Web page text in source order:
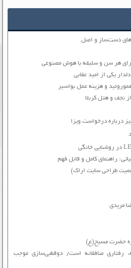
دست‌ساز و اصل
هر سن و سلیقه با هوش مصنوعی
یکی از امید عقابی
و هزینه عمل بواسیر
نجف و هتل کربلا
درباره درخواست ویزا
راهنمای کامل و قابل فهم
طراحی سایت اراک)
مریدی
حضرت مسیح(ع)
رفتاری منافقانه است/ دوقطبی‌سازی موجب